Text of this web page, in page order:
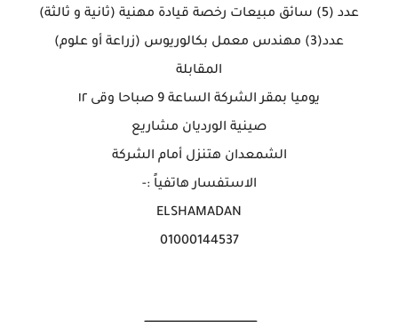
عدد (5) سائق مبيعات رخصة قيادة مهنية (ثانية و ثالثة)
عدد(3) مهندس معمل بكالوريوس (زراعة أو علوم)
المقابلة
يوميا بمقر الشركة الساعة 9 صباحا وقى ١٢
صينية الورديان مشاريع
الشمعدان هتنزل أمام الشركة
الاستفسار هاتفياً :-
ELSHAMADAN
01000144537
ـــــــــــــــــــــــــــــــــــــــــــــــــــــــــــــــ